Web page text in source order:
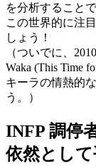
を分析すること
この世界的に注
しょう！
（ついでに、
Waka (This Time
キーラの情熱的
う。）
INFP 調停
依然とし